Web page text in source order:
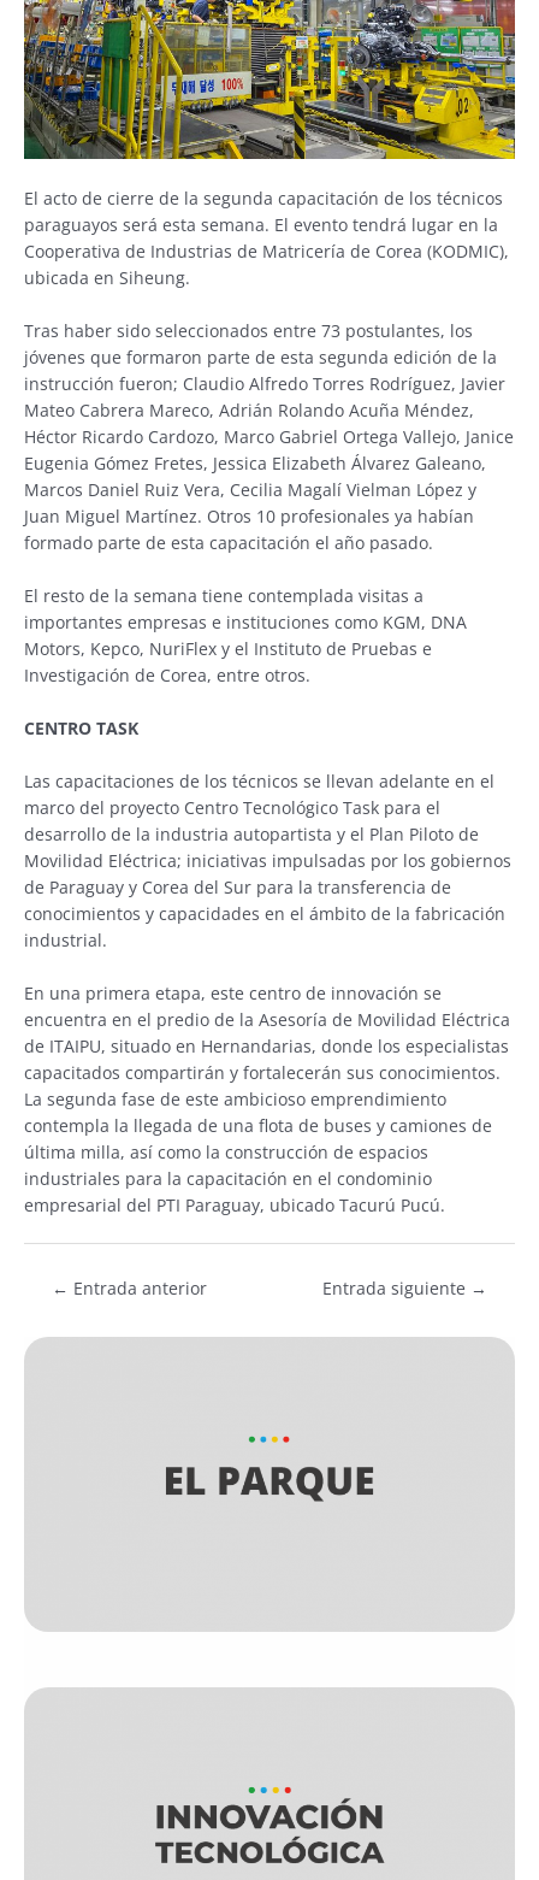
El acto de cierre de la segunda capacitación de los técnicos
paraguayos será esta semana. El evento tendrá lugar en la
Cooperativa de Industrias de Matricería de Corea (KODMIC),
ubicada en Siheung.
Tras haber sido seleccionados entre 73 postulantes, los
jóvenes que formaron parte de esta segunda edición de la
instrucción fueron; Claudio Alfredo Torres Rodríguez, Javier
Mateo Cabrera Mareco, Adrián Rolando Acuña Méndez,
Héctor Ricardo Cardozo, Marco Gabriel Ortega Vallejo, Janice
Eugenia Gómez Fretes, Jessica Elizabeth Álvarez Galeano,
Marcos Daniel Ruiz Vera, Cecilia Magalí Vielman López y
Juan Miguel Martínez. Otros 10 profesionales ya habían
formado parte de esta capacitación el año pasado.
El resto de la semana tiene contemplada visitas a
importantes empresas e instituciones como KGM, DNA
Motors, Kepco, NuriFlex y el Instituto de Pruebas e
Investigación de Corea, entre otros.
CENTRO TASK
Las capacitaciones de los técnicos se llevan adelante en el
marco del proyecto Centro Tecnológico Task para el
desarrollo de la industria autopartista y el Plan Piloto de
Movilidad Eléctrica; iniciativas impulsadas por los gobiernos
de Paraguay y Corea del Sur para la transferencia de
conocimientos y capacidades en el ámbito de la fabricación
industrial.
En una primera etapa, este centro de innovación se
encuentra en el predio de la Asesoría de Movilidad Eléctrica
de ITAIPU, situado en Hernandarias, donde los especialistas
capacitados compartirán y fortalecerán sus conocimientos.
La segunda fase de este ambicioso emprendimiento
contempla la llegada de una flota de buses y camiones de
última milla, así como la construcción de espacios
industriales para la capacitación en el condominio
empresarial del PTI Paraguay, ubicado Tacurú Pucú.
← Entrada anterior Entrada siguiente →